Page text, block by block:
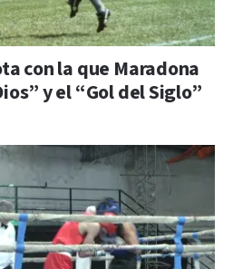
con la que Maradona
y el “Gol del Siglo”